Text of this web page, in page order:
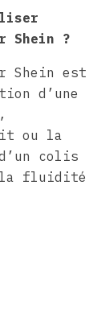
Shein ?
Shein est
d’une
ou la
colis
la fluidité